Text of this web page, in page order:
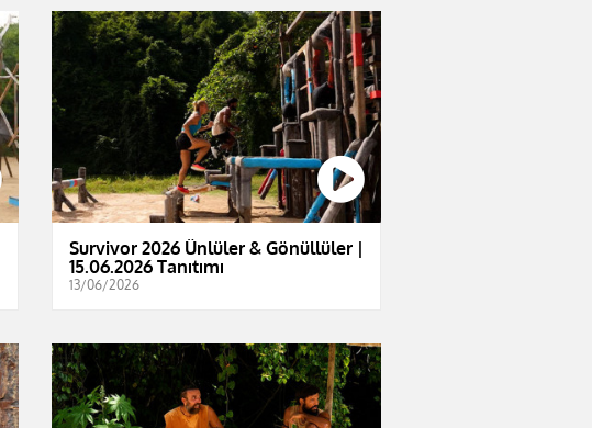
Survivor 2026 Ünlüler & Gönüllüler |
15.06.2026 Tanıtımı
13/06/2026